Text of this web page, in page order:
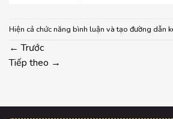
Hiện cả chức năng bình luận và tạo đường dẫn
← Trước
Tiếp theo →